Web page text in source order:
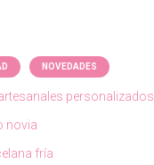
NOVEDADES
personalizados
novia
fría